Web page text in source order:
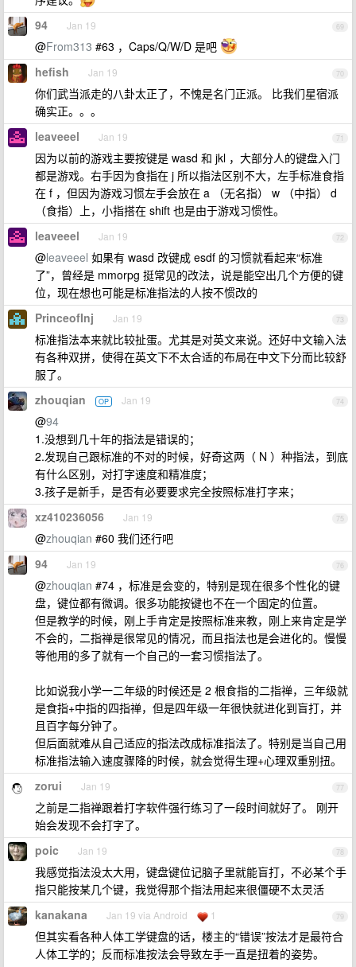
69
94 Jan 19
@From313 #63 ，Caps/Q/W/D 是吧
70
hefish Jan 19
你们武当派走的八卦太正了，不愧是名门正派。 比我们星宿派
确实正。。。
71
leaveeel Jan 19
因为以前的游戏主要按键是 wasd 和 jkl ，大部分人的键盘入门
都是游戏。右手因为食指在 j 所以指法区别不大，左手标准食指
在 f ，但因为游戏习惯左手会放在 a （无名指） w （中指） d
（食指）上，小指搭在 shift 也是由于游戏习惯性。
72
leaveeel Jan 19
@leaveeel 如果有 wasd 改键成 esdf 的习惯就看起来“标准
了”，曾经是 mmorpg 挺常见的改法，说是能空出几个方便的键
位，现在想也可能是标准指法的人按不惯改的
73
PrinceofInj Jan 19
标准指法本来就比较扯蛋。尤其是对英文来说。还好中文输入法
有各种双拼，使得在英文下不太合适的布局在中文下分而比较舒
服了。
74
zhouqian OP Jan 19
@94
1.没想到几十年的指法是错误的；
2.发现自己跟标准的不对的时候，好奇这两（ N ）种指法，到底
有什么区别，对打字速度和精准度；
3.孩子是新手，是否有必要要求完全按照标准打字来；
75
xz410236056 Jan 19
@zhouqian #60 我们还行吧
76
94 Jan 19
@zhouqian #74 ，标准是会变的，特别是现在很多个性化的键
盘，键位都有微调。很多功能按键也不在一个固定的位置。
但是教学的时候，刚上手肯定是按照标准来教，刚上来肯定是学
不会的，二指禅是很常见的情况，而且指法也是会进化的。慢慢
等他用的多了就有一个自己的一套习惯指法了。
比如说我小学一二年级的时候还是 2 根食指的二指禅，三年级就
是食指+中指的四指禅，但是四年级一年很快就进化到盲打，并
且百字每分钟了。
但后面就难从自己适应的指法改成标准指法了。特别是当自己用
标准指法输入速度骤降的时候，就会觉得生理+心理双重别扭。
77
zorui Jan 19
之前是二指禅跟着打字软件强行练习了一段时间就好了。 刚开
始会发现不会打字了。
78
poic Jan 19
我感觉指法没太大用，键盘键位记脑子里就能盲打，不必某个手
指只能按某几个键，我觉得那个指法用起来很僵硬不太灵活
79
kanakana Jan 19 via Android 1
但其实看各种人体工学键盘的话，楼主的“错误”按法才是最符合
人体工学的；反而标准按法会导致左手一直是扭着的姿势。